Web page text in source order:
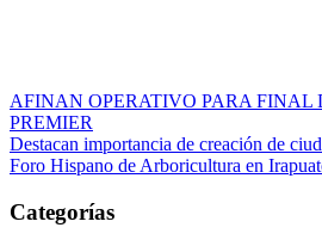
Navegación
de
entradas
AFINAN OPERATIVO PARA FINAL
PREMIER
Destacan importancia de creación de
Foro Hispano de Arboricultura en
Categorías